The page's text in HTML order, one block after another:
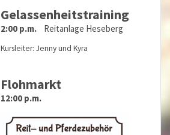
Gelassenheitstraining
2:00 p.m. Reitanlage Heseberg
Kursleiter: Jenny und Kyra
Flohmarkt
12:00 p.m.